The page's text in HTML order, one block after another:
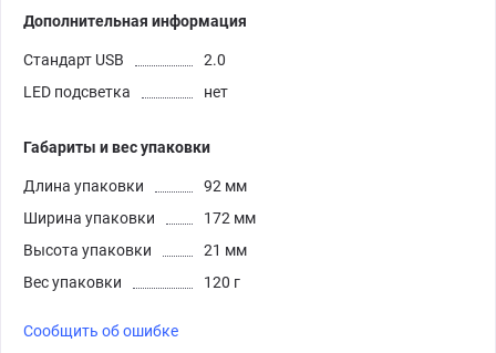
Дополнительная информация
Стандарт USB
2.0
LED подсветка
нет
Габариты и вес упаковки
Длина упаковки
92 мм
Ширина упаковки
172 мм
Высота упаковки
21 мм
Вес упаковки
120 г
Сообщить об ошибке